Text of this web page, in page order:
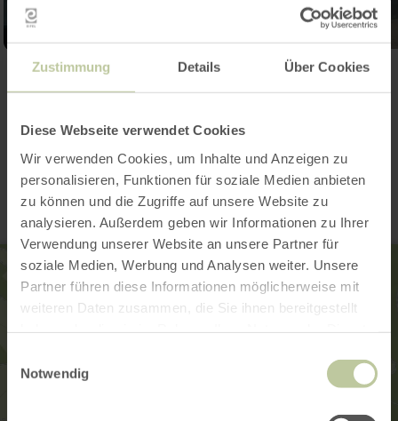
Zustimmung Details Über Cookies
Diese Webseite verwendet Cookies
Wir verwenden Cookies, um Inhalte und Anzeigen zu
personalisieren, Funktionen für soziale Medien anbieten
zu können und die Zugriffe auf unsere Website zu
analysieren. Außerdem geben wir Informationen zu Ihrer
Verwendung unserer Website an unsere Partner für
soziale Medien, Werbung und Analysen weiter. Unsere
Partner führen diese Informationen möglicherweise mit
weiteren Daten zusammen, die Sie ihnen bereitgestellt
Notwendig
Galerie öffnen
Kontakt